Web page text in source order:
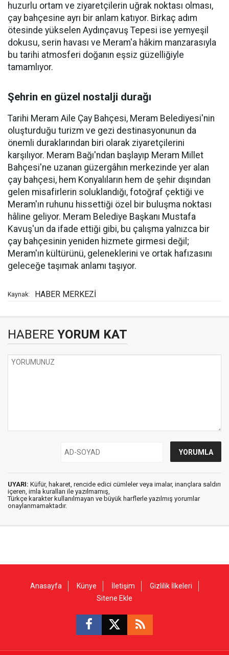
huzurlu ortam ve ziyaretçilerin uğrak noktası olması,
çay bahçesine ayrı bir anlam katıyor. Birkaç adım
ötesinde yükselen Aydınçavuş Tepesi ise yemyeşil
dokusu, serin havası ve Meram'a hâkim manzarasıyla
bu tarihi atmosferi doğanın eşsiz güzelliğiyle
tamamlıyor.
Şehrin en güzel nostalji durağı
Tarihi Meram Aile Çay Bahçesi, Meram Belediyesi'nin
oluşturduğu turizm ve gezi destinasyonunun da
önemli duraklarından biri olarak ziyaretçilerini
karşılıyor. Meram Bağı'ndan başlayıp Meram Millet
Bahçesi'ne uzanan güzergâhın merkezinde yer alan
çay bahçesi, hem Konyalıların hem de şehir dışından
gelen misafirlerin soluklandığı, fotoğraf çektiği ve
Meram'ın ruhunu hissettiği özel bir buluşma noktası
hâline geliyor. Meram Belediye Başkanı Mustafa
Kavuş'un da ifade ettiği gibi, bu çalışma yalnızca bir
çay bahçesinin yeniden hizmete girmesi değil;
Meram'ın kültürünü, geleneklerini ve ortak hafızasını
geleceğe taşımak anlamı taşıyor.
Kaynak: HABER MERKEZİ
HABERE YORUM KAT
UYARI: Küfür, hakaret, rencide edici cümleler veya imalar, inançlara saldırı
içeren, imla kuralları ile yazılmamış,
Türkçe karakter kullanılmayan ve büyük harflerle yazılmış yorumlar
onaylanmamaktadır.
Anasayfa Künye İletişim
Gizlilik İlkeleri
Sitene Ekle